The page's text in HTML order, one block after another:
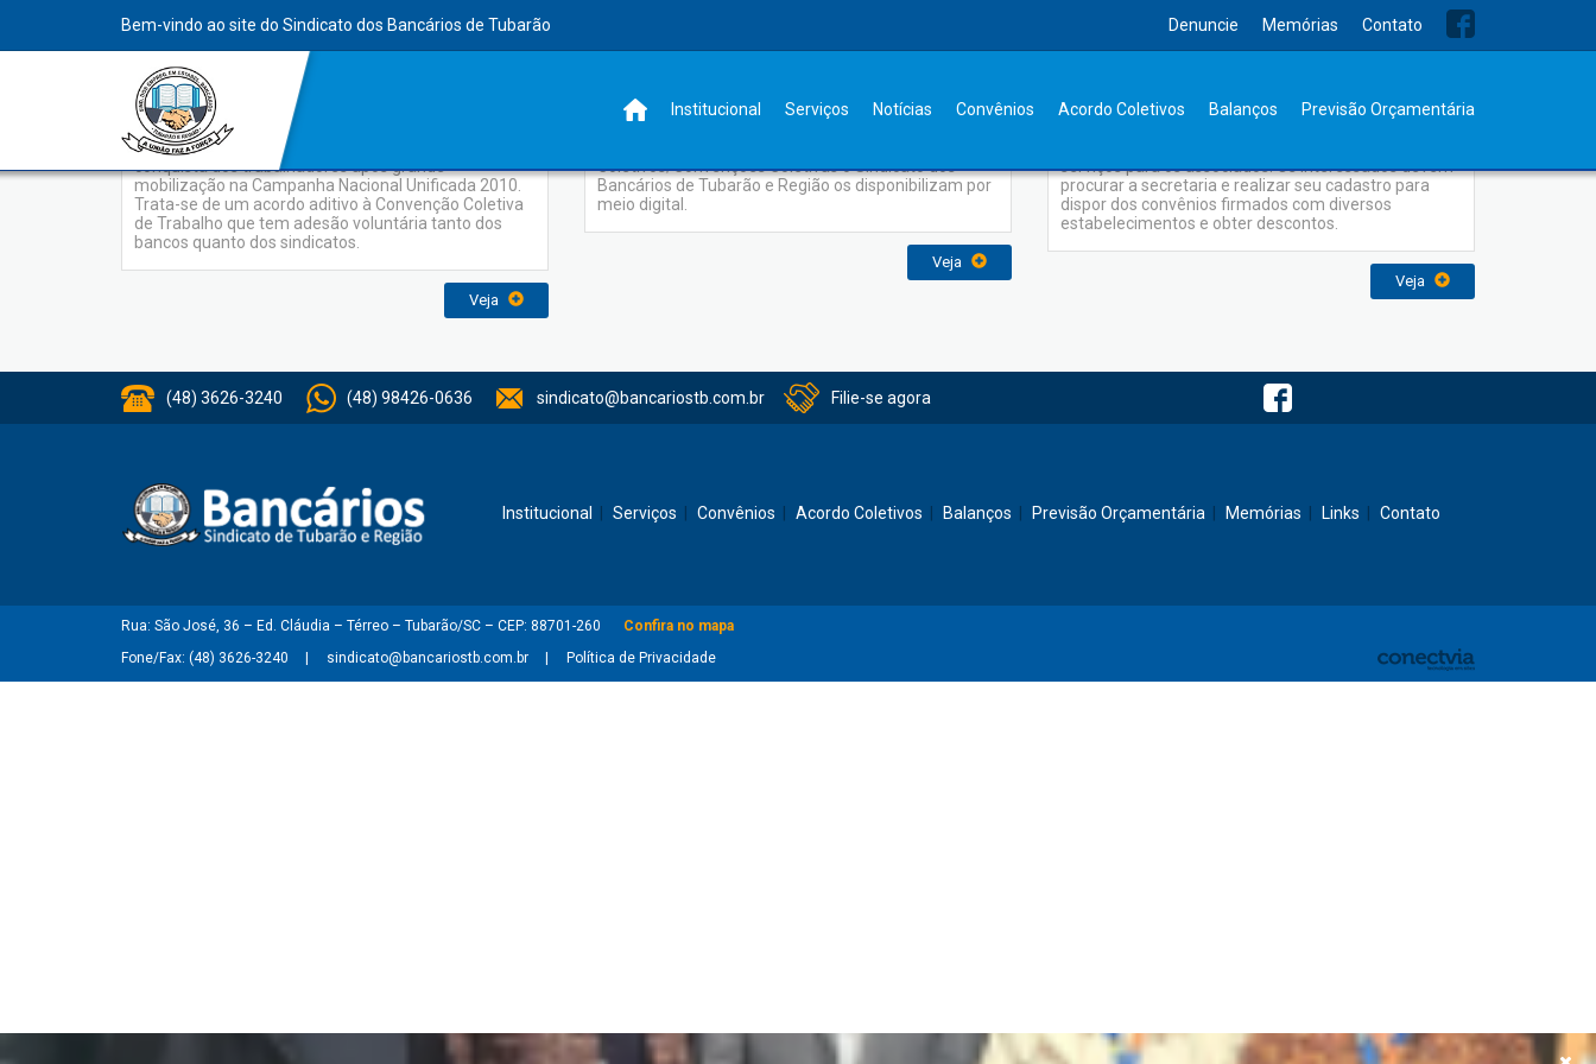
Bem-vindo ao site do Sindicato dos Bancários de Tubarão Denuncie Memórias Contato
Institucional Serviços Notícias Convênios Acordo Coletivos Balanços Previsão Orçamentária
Denuncie Assédio Moral
O programa de combate ao assédio moral é uma
conquista dos trabalhadores após grande
mobilização na Campanha Nacional Unificada 2010.
Trata-se de um acordo aditivo à Convenção Coletiva
de Trabalho que tem adesão voluntária tanto dos
bancos quanto dos sindicatos.
Veja
Coletivos/Convenções Coletivas o Sindicato dos
Bancários de Tubarão e Região os disponibilizam por
meio digital.
Veja
serviços para os associados. Os interessados devem
procurar a secretaria e realizar seu cadastro para
dispor dos convênios firmados com diversos
estabelecimentos e obter descontos.
Veja
(48) 3626-3240 (48) 98426-0636 sindicato@bancariostb.com.br Filie-se agora
Institucional Serviços Convênios Acordo Coletivos Balanços Previsão Orçamentária Memórias Links Contato
Rua: São José, 36 – Ed. Cláudia – Térreo – Tubarão/SC – CEP: 88701-260
Confira no mapa
Fone/Fax: (48) 3626-3240
sindicato@bancariostb.com.br Política de Privacidade